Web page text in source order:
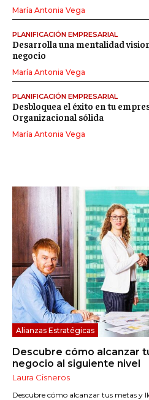
Alianzas Estratégicas
Descubre cómo alcanzar
negocio al siguiente nivel
Laura Cisneros
Descubre cómo alcanzar tus metas y
María Antonia Vega
PLANIFICACIÓN EMPRESARIAL
Desarrolla una mentalidad
negocio
María Antonia Vega
PLANIFICACIÓN EMPRESARIAL
Desbloquea el éxito en tu
Organizacional sólida
María Antonia Vega